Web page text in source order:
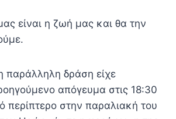
είναι η ζωή μας και θα την
παράλληλη δράση είχε
απόγευμα στις 18:30
περίπτερο στην παραλιακή του